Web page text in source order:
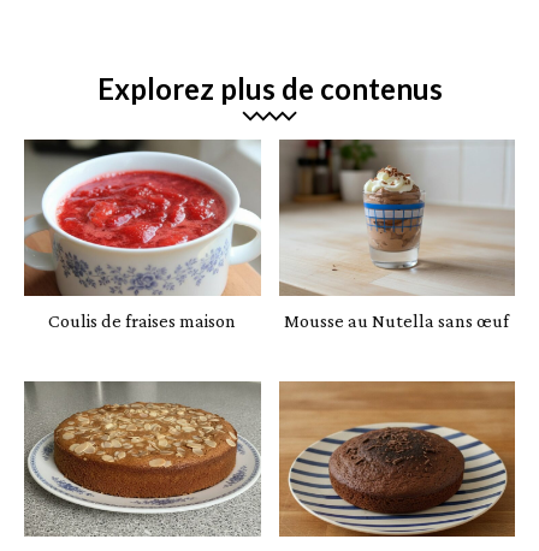
Explorez plus de contenus
Coulis de fraises maison Mousse au Nutella sans œuf